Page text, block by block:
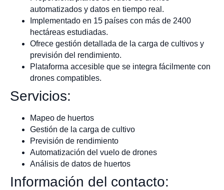
automatizados y datos en tiempo real.
Implementado en 15 países con más de 2400
hectáreas estudiadas.
Ofrece gestión detallada de la carga de cultivos y
previsión del rendimiento.
Plataforma accesible que se integra fácilmente con
drones compatibles.
Servicios:
Mapeo de huertos
Gestión de la carga de cultivo
Previsión de rendimiento
Automatización del vuelo de drones
Análisis de datos de huertos
Información del contacto: